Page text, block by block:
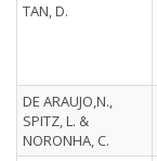
TAN, D.
DE ARAUJO,N.,
SPITZ, L. &
NORONHA, C.